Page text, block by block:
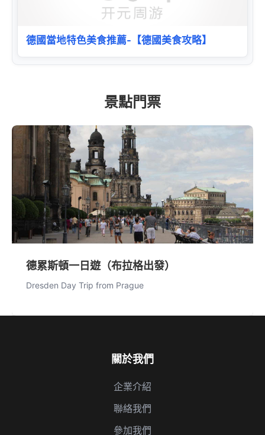
德國當地特色美食推薦-【德國美食攻略】
景點門票
德累斯頓一日遊（布拉格出發）
Dresden Day Trip from Prague
關於我們
企業介紹
聯絡我們
參加我們